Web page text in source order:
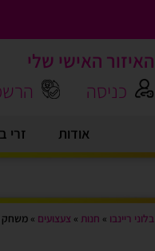
האיזור האישי שלי
כניסה
אודות זרי
בלוני ריינבו » חנות » צעצועים » משחק